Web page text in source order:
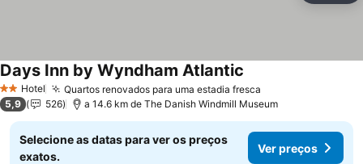
2 Estrelas
Hotel Quartos renovados para uma estadia fresca
Days Inn by Wyndham Atlantic
5,9 526 a 14.6 km de The Danish Windmill Museum
Selecione as datas para ver os preços
exatos.
Ver preços